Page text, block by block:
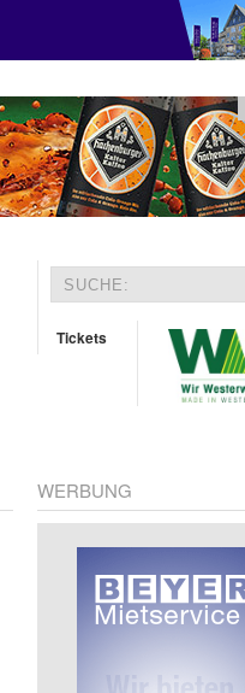
Tickets
WERBUNG